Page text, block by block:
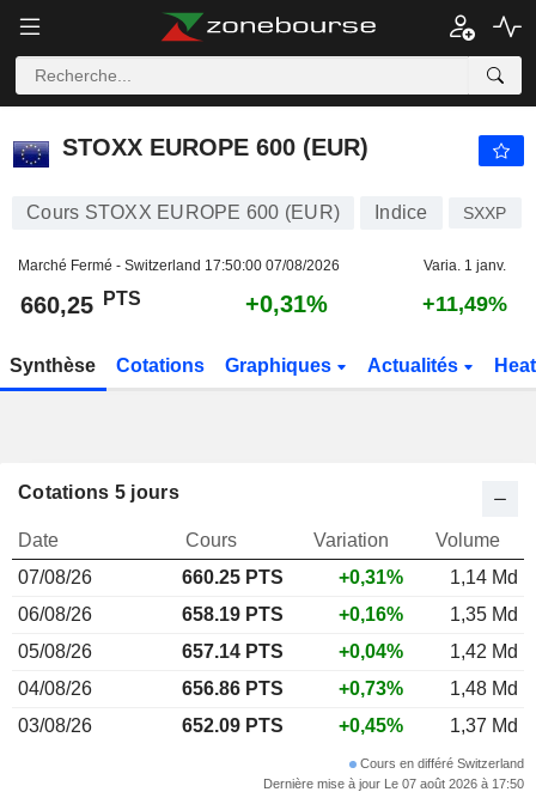
STOXX EUROPE 600 (EUR)
Cours STOXX EUROPE 600 (EUR) Indice SXXP
Marché Fermé - Switzerland 17:50:00 07/08/2026 Varia. 1 janv.
660,25 PTS +0,31% +11,49%
Synthèse Cotations Graphiques Actualités
Cotations 5 jours
Date Cours Variation
Volume
07/08/26
660.25 PTS +0,31%
1,14 Md
06/08/26
658.19 PTS +0,16%
1,35 Md
05/08/26
657.14 PTS +0,04%
1,42 Md
04/08/26
656.86 PTS +0,73%
1,48 Md
03/08/26
652.09 PTS +0,45% 1,37 Md
Cours en différé Switzerland
Dernière mise à jour Le 07 août 2026 à 17:50